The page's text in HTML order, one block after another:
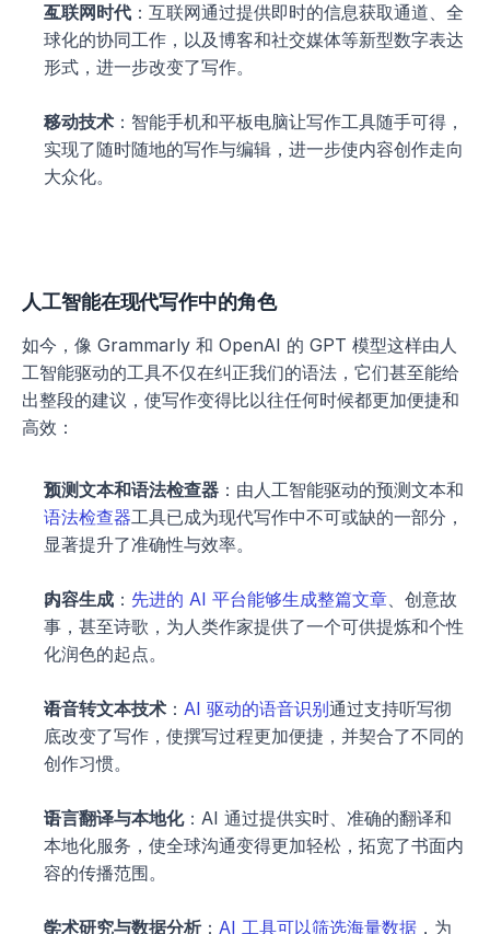
互联网时代 ：互联网通过提供即时的信息获取通道、全
球化的协同工作，以及博客和社交媒体等新型数字表达
形式，进一步改变了写作。
移动技术 ：智能手机和平板电脑让写作工具随手可得，
实现了随时随地的写作与编辑，进一步使内容创作走向
大众化。
人工智能在现代写作中的角色
如今，像 Grammarly 和 OpenAI 的 GPT 模型这样由人
工智能驱动的工具不仅在纠正我们的语法，它们甚至能给
出整段的建议，使写作变得比以往任何时候都更加便捷和
高效：
预测文本和语法检查器 ：由人工智能驱动的预测文本和
语法检查器工具已成为现代写作中不可或缺的一部分，
显著提升了准确性与效率。
内容生成 ： 先进的 AI 平台能够生成整篇文章、创意故
事，甚至诗歌，为人类作家提供了一个可供提炼和个性
化润色的起点。
语音转文本技术 ： AI 驱动的语音识别通过支持听写彻
底改变了写作，使撰写过程更加便捷，并契合了不同的
创作习惯。
语言翻译与本地化：AI 通过提供实时、准确的翻译和
本地化服务，使全球沟通变得更加轻松，拓宽了书面内
容的传播范围。
学术研究与数据分析： AI 工具可以筛选海量数据 ，为